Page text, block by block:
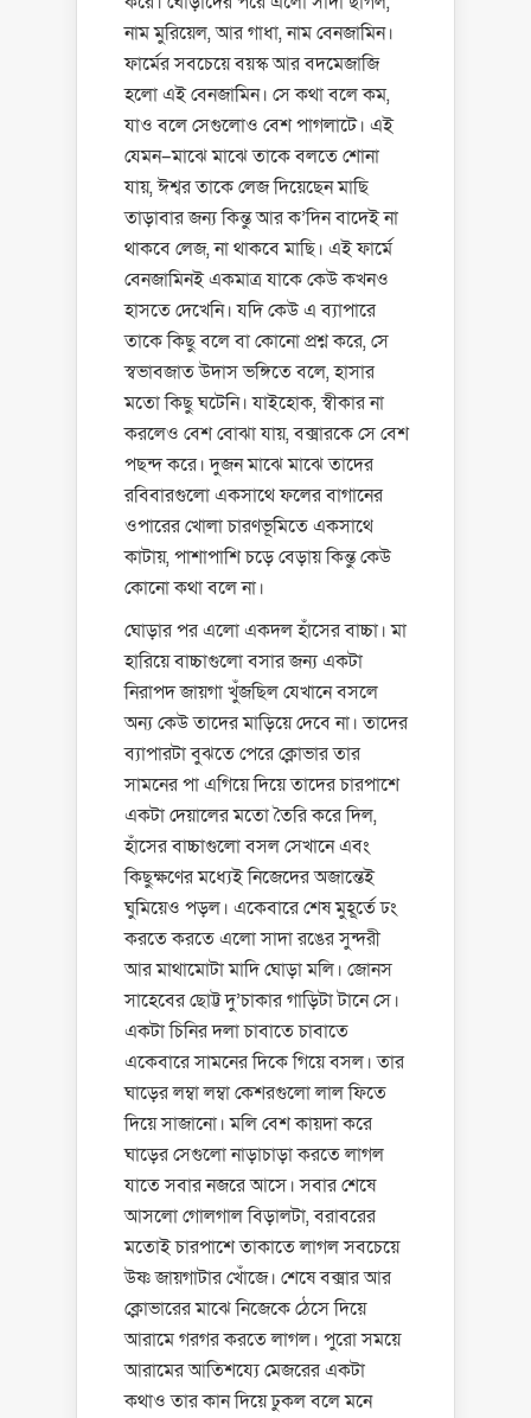
নাম মুরিয়েল, আর গাধা, নাম বেনজামিন।
ফার্মের সবচেয়ে বয়স্ক আর বদমেজাজি
হলো এই বেনজামিন। সে কথা বলে কম,
যাও বলে সেগুলোও বেশ পাগলাটে। এই
যেমন–মাঝে মাঝে তাকে বলতে শোনা
যায়, ঈশ্বর তাকে লেজ দিয়েছেন মাছি
তাড়াবার জন্য কিন্তু আর ক’দিন বাদেই না
থাকবে লেজ, না থাকবে মাছি। এই ফার্মে
বেনজামিনই একমাত্র যাকে কেউ কখনও
হাসতে দেখেনি। যদি কেউ এ ব্যাপারে
তাকে কিছু বলে বা কোনো প্রশ্ন করে, সে
স্বভাবজাত উদাস ভঙ্গিতে বলে, হাসার
মতো কিছু ঘটেনি। যাইহোক, স্বীকার না
করলেও বেশ বোঝা যায়, বক্সারকে সে বেশ
পছন্দ করে। দুজন মাঝে মাঝে তাদের
রবিবারগুলো একসাথে ফলের বাগানের
ওপারের খোলা চারণভূমিতে একসাথে
কাটায়, পাশাপাশি চড়ে বেড়ায় কিন্তু কেউ
কোনো কথা বলে না।
ঘোড়ার পর এলো একদল হাঁসের বাচ্চা। মা
হারিয়ে বাচ্চাগুলো বসার জন্য একটা
নিরাপদ জায়গা খুঁজছিল যেখানে বসলে
অন্য কেউ তাদের মাড়িয়ে দেবে না। তাদের
ব্যাপারটা বুঝতে পেরে ক্লোভার তার
সামনের পা এগিয়ে দিয়ে তাদের চারপাশে
একটা দেয়ালের মতো তৈরি করে দিল,
হাঁসের বাচ্চাগুলো বসল সেখানে এবং
কিছুক্ষণের মধ্যেই নিজেদের অজান্তেই
ঘুমিয়েও পড়ল। একেবারে শেষ মুহূর্তে ঢং
করতে করতে এলো সাদা রঙের সুন্দরী
আর মাথামোটা মাদি ঘোড়া মলি। জোনস
সাহেবের ছোট্ট দু’চাকার গাড়িটা টানে সে।
একটা চিনির দলা চাবাতে চাবাতে
একেবারে সামনের দিকে গিয়ে বসল। তার
ঘাড়ের লম্বা লম্বা কেশরগুলো লাল ফিতে
দিয়ে সাজানো। মলি বেশ কায়দা করে
ঘাড়ের সেগুলো নাড়াচাড়া করতে লাগল
যাতে সবার নজরে আসে। সবার শেষে
আসলো গোলগাল বিড়ালটা, বরাবরের
মতোই চারপাশে তাকাতে লাগল সবচেয়ে
উষ্ণ জায়গাটার খোঁজে। শেষে বক্সার আর
ক্লোভারের মাঝে নিজেকে ঠেসে দিয়ে
আরামে গরগর করতে লাগল। পুরো সময়ে
আরামের আতিশয্যে মেজরের একটা
কথাও তার কান দিয়ে ঢুকল বলে মনে